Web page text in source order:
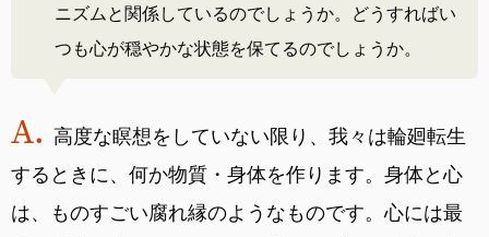
ニズムと関係しているのでしょうか。どうすればい
つも心が穏やかな状態を保てるのでしょうか。
高度な瞑想をしていない限り、我々は輪廻転生
するときに、何か物質・身体を作ります。身体と心
は、ものすごい腐れ縁のようなものです。心には最